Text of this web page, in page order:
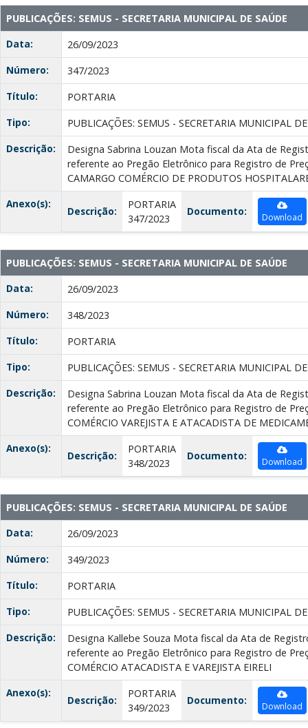
PUBLICAÇÕES: SEMUS - SECRETARIA MUNICIPAL DE SAÚDE
Data:
26/09/2023
Número:
347/2023
Título:
PORTARIA
Tipo:
PUBLICAÇÕES: SEMUS - SECRETARIA MUNICIPAL
Descrição:
Designa Sabrina Louzan Mota fiscal da Ata de
referente ao Pregão Eletrônico para Registro de
CAMARGO COMÉRCIO DE PRODUTOS
Anexo(s):
Descrição:
PORTARIA
347/2023
Documento: Download
PUBLICAÇÕES: SEMUS - SECRETARIA MUNICIPAL DE SAÚDE
Data:
26/09/2023
Número:
348/2023
Título:
PORTARIA
Tipo:
PUBLICAÇÕES: SEMUS - SECRETARIA MUNICIPAL
Descrição:
Designa Sabrina Louzan Mota fiscal da Ata de
referente ao Pregão Eletrônico para Registro de
COMÉRCIO VAREJISTA E ATACADISTA DE
Anexo(s):
Descrição:
PORTARIA
348/2023
Documento: Download
PUBLICAÇÕES: SEMUS - SECRETARIA MUNICIPAL DE SAÚDE
Data:
26/09/2023
Número:
349/2023
Título:
PORTARIA
Tipo:
PUBLICAÇÕES: SEMUS - SECRETARIA MUNICIPAL
Descrição:
Designa Kallebe Souza Mota fiscal da Ata de
referente ao Pregão Eletrônico para Registro de
COMÉRCIO ATACADISTA E VAREJISTA EIRELI
Anexo(s):
Descrição:
PORTARIA
349/2023
Documento: Download